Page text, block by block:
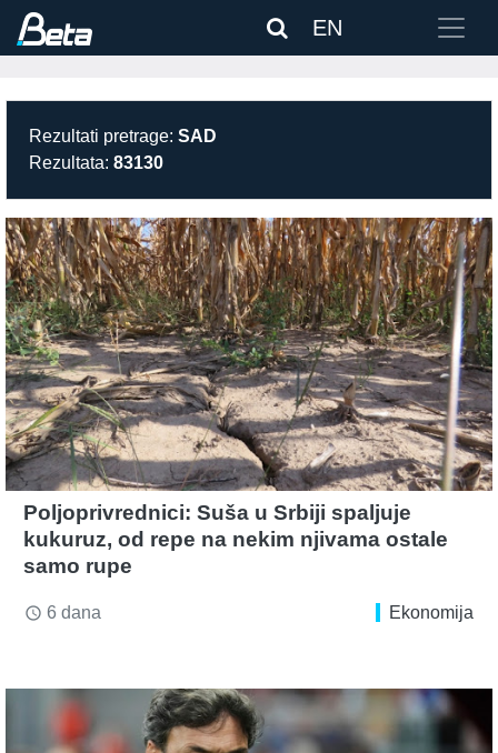
EN
Rezultati pretrage: SAD
Rezultata: 83130
Poljoprivrednici: Suša u Srbiji spaljuje
kukuruz, od repe na nekim njivama ostale
samo rupe
access_time 6 dana Ekonomija